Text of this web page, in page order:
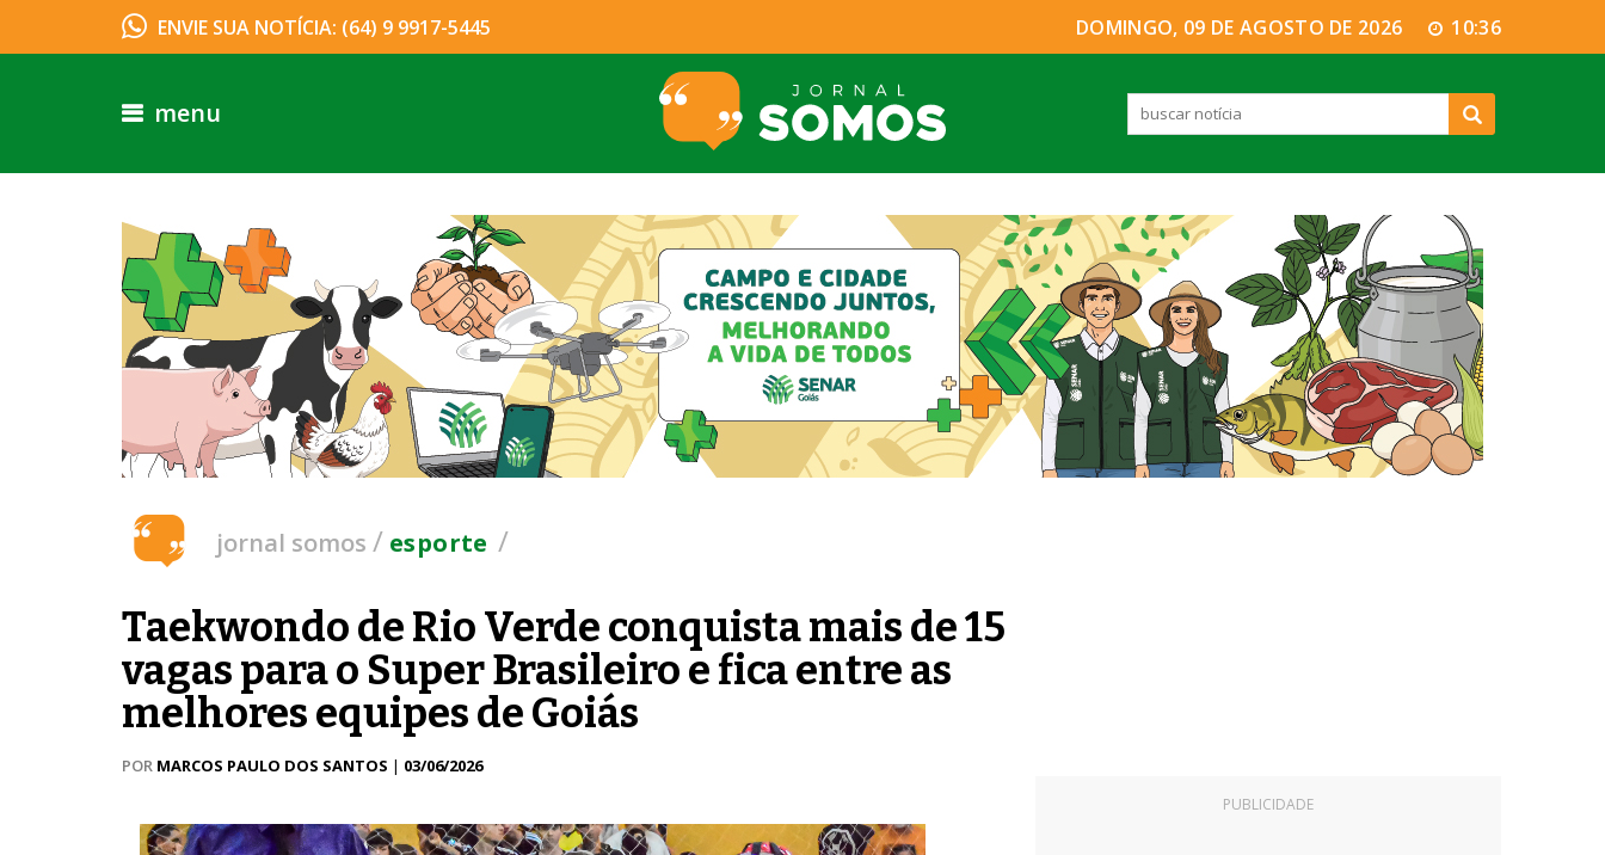
ENVIE SUA NOTÍCIA: (64) 9 9917-5445 DOMINGO, 09 DE AGOSTO DE 2026 10:36
menu
jornal somos / esporte /
Taekwondo de Rio Verde conquista mais de 15
vagas para o Super Brasileiro e fica entre as
melhores equipes de Goiás
POR MARCOS PAULO DOS SANTOS | 03/06/2026
PUBLICIDADE